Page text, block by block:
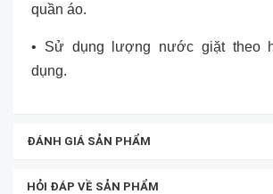
quần áo.
• Sử dụng lượng nước giặt theo
dụng.
ĐÁNH GIÁ SẢN PHẨM
HỎI ĐÁP VỀ SẢN PHẨM